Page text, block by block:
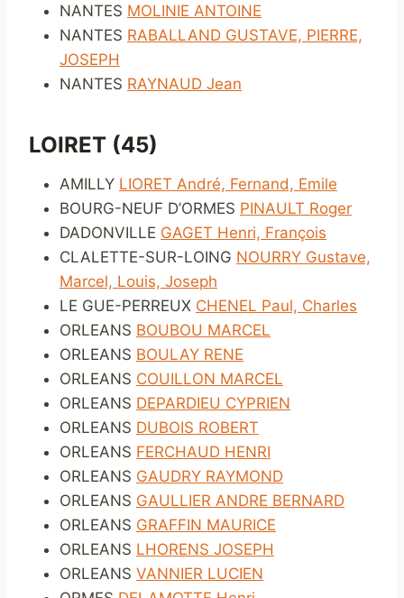
NANTES MOLINIE ANTOINE
NANTES RABALLAND GUSTAVE, PIERRE,
JOSEPH
NANTES RAYNAUD Jean
LOIRET (45)
AMILLY LIORET André, Fernand, Emile
BOURG-NEUF D’ORMES PINAULT Roger
DADONVILLE GAGET Henri, François
CLALETTE-SUR-LOING NOURRY Gustave,
Marcel, Louis, Joseph
LE GUE-PERREUX CHENEL Paul, Charles
ORLEANS BOUBOU MARCEL
ORLEANS BOULAY RENE
ORLEANS COUILLON MARCEL
ORLEANS DEPARDIEU CYPRIEN
ORLEANS DUBOIS ROBERT
ORLEANS FERCHAUD HENRI
ORLEANS GAUDRY RAYMOND
ORLEANS GAULLIER ANDRE BERNARD
ORLEANS GRAFFIN MAURICE
ORLEANS LHORENS JOSEPH
ORLEANS VANNIER LUCIEN